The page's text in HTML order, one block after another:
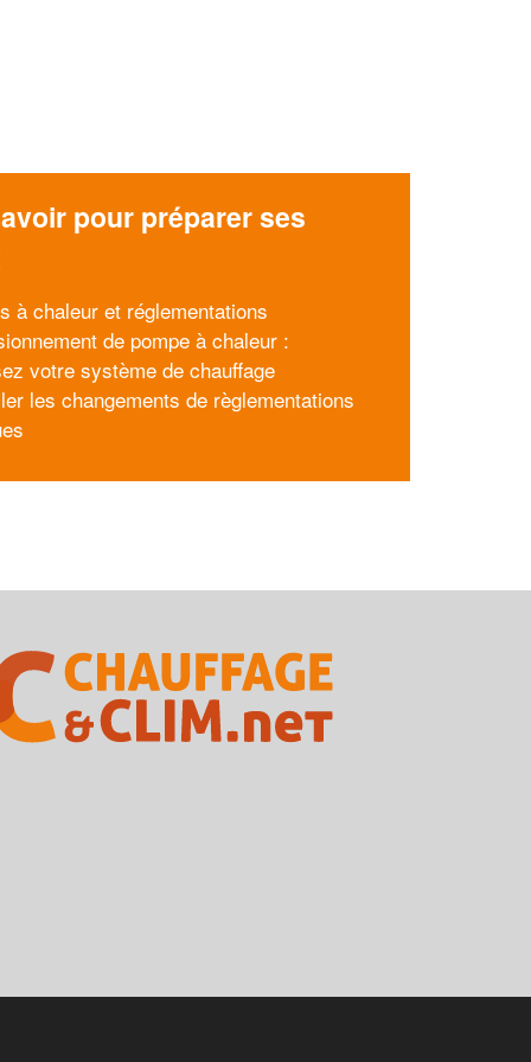
pour préparer ses
à chaleur et réglementations
de pompe à chaleur :
votre système de chauffage
les changements de règlementations